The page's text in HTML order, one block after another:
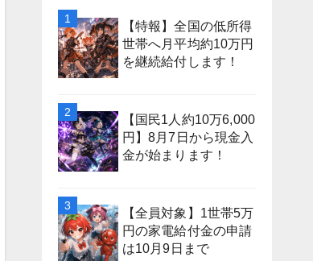
【特報】全国の低所得
世帯へ月平均約10万円
を継続給付します！
【国民1人約10万6,000
円】8月7日から現金入
金が始まります！
【全員対象】1世帯5万
円の家電給付金の申請
は10月9日まで